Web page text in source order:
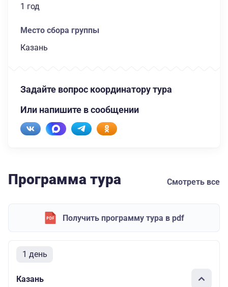
1 год
Место сбора группы
Казань
Задайте вопрос координатору тура
Или напишите в сообщении
Программа тура Смотреть все
Получить программу тура в pdf
1 день
Казань